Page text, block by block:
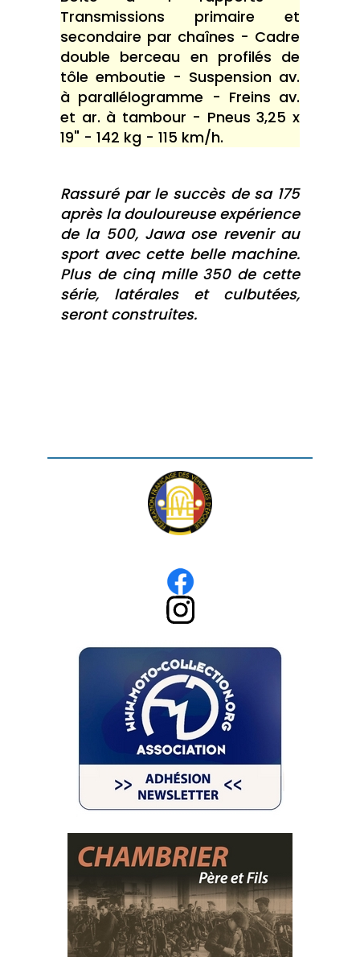
Transmissions primaire et
secondaire par chaînes - Cadre
double berceau en profilés de
tôle emboutie - Suspension av.
à parallélogramme - Freins av.
et ar. à tambour - Pneus 3,25 x
19" - 142 kg - 115 km/h.
Rassuré par le succès de sa 175
après la douloureuse expérience
de la 500, Jawa ose revenir au
sport avec cette belle machine.
Plus de cinq mille 350 de cette
série, latérales et culbutées,
seront construites.